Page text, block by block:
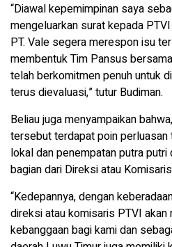
“Diawal kepemimpinan saya
mengeluarkan surat kepada
PT. Vale segera merespon isu
membentuk Tim Pansus
telah berkomitmen penuh untuk
terus dievaluasi,” tutur Budiman.
Beliau juga menyampaikan
tersebut terdapat poin perluasan
lokal dan penempatan putra
bagian dari Direksi atau
“Kedepannya, dengan
direksi atau komisaris PTVI akan
kebanggaan bagi kami dan